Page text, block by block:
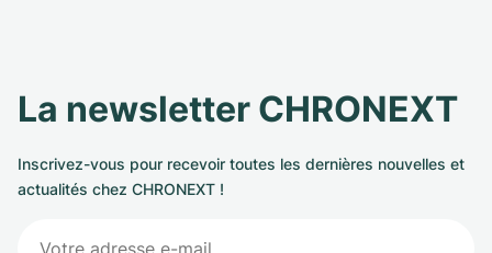
La newsletter CHRONEXT
Inscrivez-vous pour recevoir toutes les dernières nouvelles et
actualités chez CHRONEXT !